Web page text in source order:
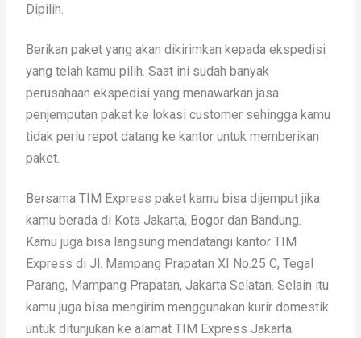
Dipilih.
Berikan paket yang akan dikirimkan kepada ekspedisi
yang telah kamu pilih. Saat ini sudah banyak
perusahaan ekspedisi yang menawarkan jasa
penjemputan paket ke lokasi customer sehingga kamu
tidak perlu repot datang ke kantor untuk memberikan
paket.
Bersama TIM Express paket kamu bisa dijemput jika
kamu berada di Kota Jakarta, Bogor dan Bandung.
Kamu juga bisa langsung mendatangi kantor TIM
Express di Jl. Mampang Prapatan XI No.25 C, Tegal
Parang, Mampang Prapatan, Jakarta Selatan. Selain itu
kamu juga bisa mengirim menggunakan kurir domestik
untuk ditunjukan ke alamat TIM Express Jakarta.